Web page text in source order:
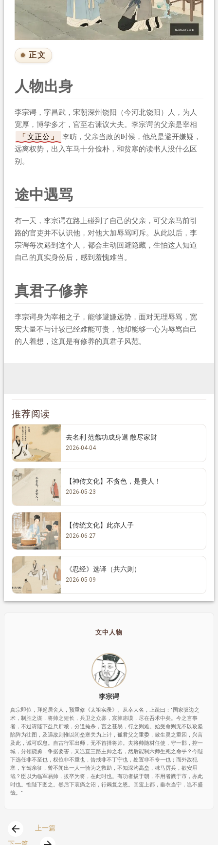
正文
人物出身
李宗谔，字昌武，宋朝深州饶阳（今河北饶阳）人，为人
宽厚，博学多才，官至右谏议大夫。李宗谔的父亲是宰相
文正公
李昉，父亲当政的时候，他总是避开嫌疑，
远离权势，出入车马十分俭朴，和贫寒的读书人没什么区
别。
途中遇骂
有一天，李宗谔在路上碰到了自己的父亲，可父亲马前引
路的官吏并不认识他，对他大加辱骂呵斥。从此以后，李
宗谔每次遇到这个人，都会主动回避隐藏，生怕这人知道
自己的真实身份后，感到羞愧难当。
真君子修养
李宗谔身为宰相之子，能够避嫌远势，面对无理辱骂，宽
宏大量不与计较已经难能可贵，他却能够一心为辱骂自己
的人着想，这真是有修养的真君子风范。
推荐阅读
去名利 范蠡功成身退 散尽家财
2026-04-04
【神传文化】不贪色，是贵人！
2026-05-23
【传统文化】此亦人子
2026-06-27
《忍经》选译（共六则）
2026-05-09
文中人物
李宗谔
真宗即位，拜起居舍人，预重修《太祖实录》。从幸大名，上疏曰："国家驭边之
术，制胜之谋，将帅之短长，兵卫之众寡，宸算庙谟，尽在吾术中矣。今之言事
者，不过请陛下益兵贮粮，分道掩杀，言之甚易，行之则难。始受命则无不以攻坚
陷阵为壮图，及遇敌则惟以闭垒塞关为上计，孤君父之重委，致生灵之重困，兴言
及此，诚可叹息。自古行军出师，无不首择将帅。夫将帅随材任使，守一郡，控一
城，分领骁勇，争据要害，又岂直三路主帅之名，然后能制六师生死之命乎？今陛
下选任非不至也，权位非不重也，告戒非不丁宁也，处置非不专一也；而外敌犯
塞，车驾亲征，曾不闻出一人一骑为之救助，不知深沟高垒，秣马厉兵，欲安用
哉？臣以为临军易帅，拔卒为将，在此时也。有功者拔于朝，不用者戮于市，亦此
时也。惟陛下图之。然后下哀痛之诏，行蠲复之恩。回鸾上都，垂衣当宁，岂不盛
哉。"
arrow_back
上一篇